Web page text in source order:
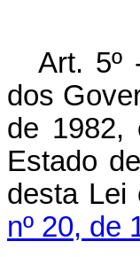
Art. 5º
dos
de 1982,
Estado
desta
nº 20, de